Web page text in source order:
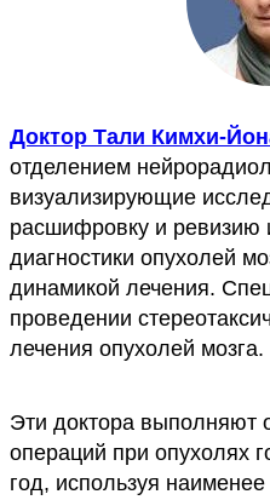
Доктор Тали Кимхи-
отделением
визуализирующие
расшифровку и ревизию
диагностики опухолей
динамикой лечения.
проведении
лечения опухолей мозга.
Эти доктора выполняют
операций при опухолях
год, используя